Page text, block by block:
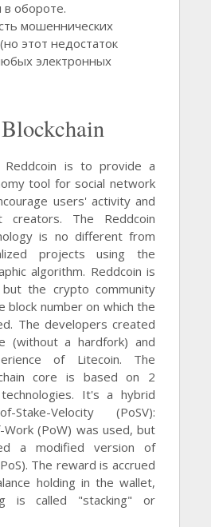
в обороте.
мошеннических
этот недостаток
электронных
Reddcoin is to provide a
tool for social network
users' activity and
creators. The Reddcoin
is no different from
projects using the
algorithm. Reddcoin is
the crypto community
block number on which the
The developers created
(without a hardfork) and
of Litecoin. The
core is based on 2
It's a hybrid
Stake-Velocity (PoSV):
(PoW) was used, but
a modified version of
The reward is accrued
holding in the wallet,
is called "stacking" or